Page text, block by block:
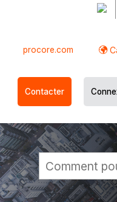
procore.com
Contacter